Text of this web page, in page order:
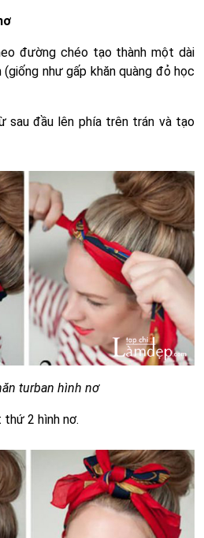
đường chéo tạo thành một dài
như gấp khăn quàng đỏ học
sau đầu lên phía trên trán và tạo
turban hình nơ
2 hình nơ.